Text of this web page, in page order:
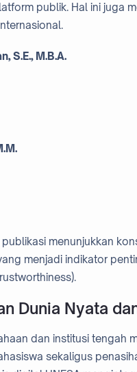
publik. Hal ini juga
S.E., M.B.A.
menunjukkan
menjadi indikator
Dunia Nyata
dan institusi tengah
sekaligus